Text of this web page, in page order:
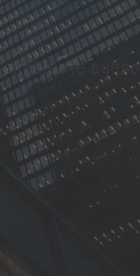
CONTACTAR
en nuestro
aspiraciones